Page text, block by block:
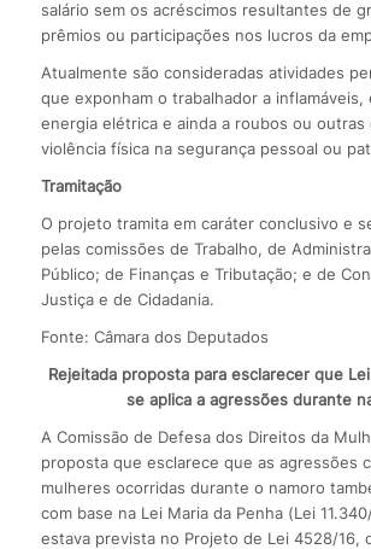
salário sem os acréscimos resultantes de
prêmios ou participações nos lucros da
Atualmente são consideradas atividades
que exponham o trabalhador a inflamáveis,
energia elétrica e ainda a roubos ou outras
violência física na segurança pessoal ou
Tramitação
O projeto tramita em caráter conclusivo e
pelas comissões de Trabalho, de
Público; de Finanças e Tributação; e de
Justiça e de Cidadania.
Fonte: Câmara dos Deputados
Rejeitada proposta para esclarecer que
se aplica a agressões durante
A Comissão de Defesa dos Direitos da
proposta que esclarece que as agressões
mulheres ocorridas durante o namoro
com base na Lei Maria da Penha (Lei
estava prevista no Projeto de Lei 4528/16,